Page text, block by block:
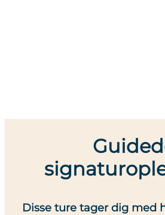
Disse ture tager dig med